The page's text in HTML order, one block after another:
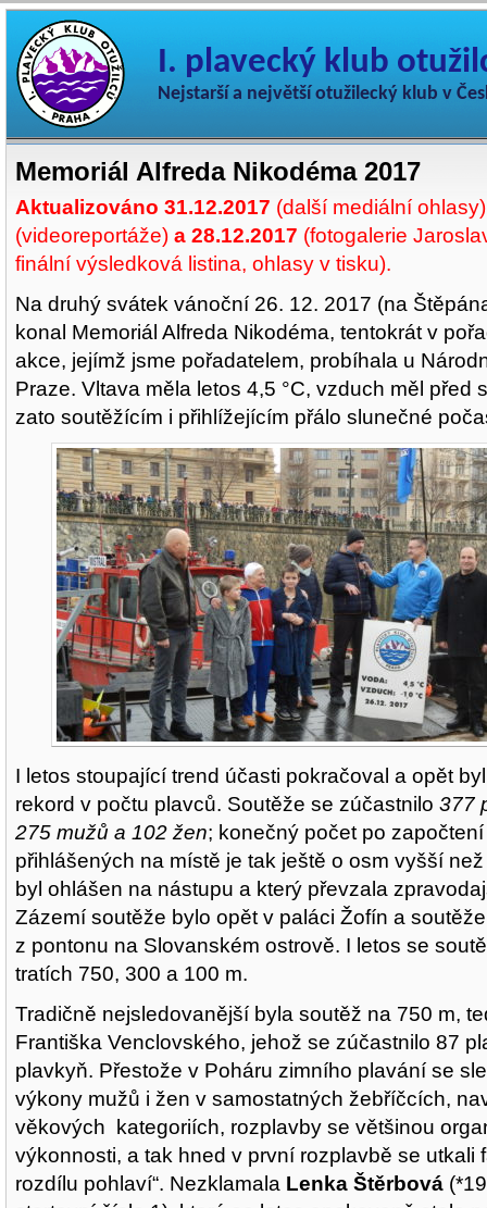
I. plavecký klub
Nejstarší a největší otužilecký klub v
Memoriál Alfreda Nikodéma 2017
Aktualizováno 31.12.2017 (další mediální ohlasy)
(videoreportáže) a 28.12.2017 (fotogalerie
finální výsledková listina, ohlasy v tisku).
Na druhý svátek vánoční 26. 12. 2017 (na
konal Memoriál Alfreda Nikodéma, tentokrát v
akce, jejímž jsme pořadatelem, probíhala u
Praze. Vltava měla letos 4,5 °C, vzduch měl před
zato soutěžícím i přihlížejícím přálo slunečné
I letos stoupající trend účasti pokračoval a opět
rekord v počtu plavců. Soutěže se zúčastnilo 377
275 mužů a 102 žen; konečný počet po
přihlášených na místě je tak ještě o osm vyšší
byl ohlášen na nástupu a který převzala
Zázemí soutěže bylo opět v paláci Žofín a
z pontonu na Slovanském ostrově. I letos se
tratích 750, 300 a 100 m.
Tradičně nejsledovanější byla soutěž na 750 m,
Františka Venclovského, jehož se zúčastnilo 87
plavkyň. Přestože v Poháru zimního plavání se
výkony mužů i žen v samostatných žebříčcích,
věkových kategoriích, rozplavby se většinou
výkonnosti, a tak hned v první rozplavbě se utkali
rozdílu pohlaví“. Nezklamala Lenka Štěrbová